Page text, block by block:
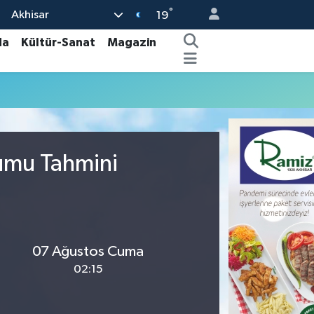
Akhisar 19°
Kültür-Sanat
Magazin
Tahmini
07 Ağustos Cuma
02:15